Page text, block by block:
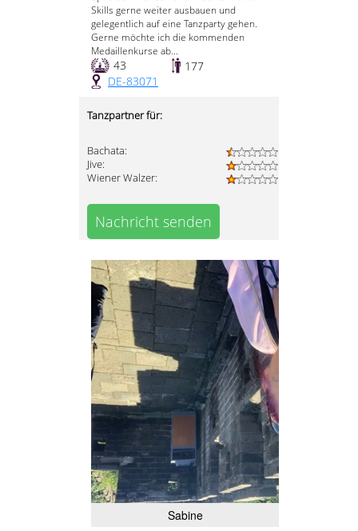
Skills gerne weiter ausbauen und
gelegentlich auf eine Tanzparty gehen.
Gerne möchte ich die kommenden
Medaillenkurse ab...
43
177
DE-83071
Tanzpartner für:
Bachata:
Jive:
Wiener Walzer:
Nachricht senden
Sabine